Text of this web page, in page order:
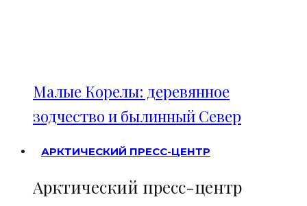
Малые Корелы: деревянное
зодчество и былинный Север
АРКТИЧЕСКИЙ ПРЕСС-ЦЕНТР
Арктический пресс-центр